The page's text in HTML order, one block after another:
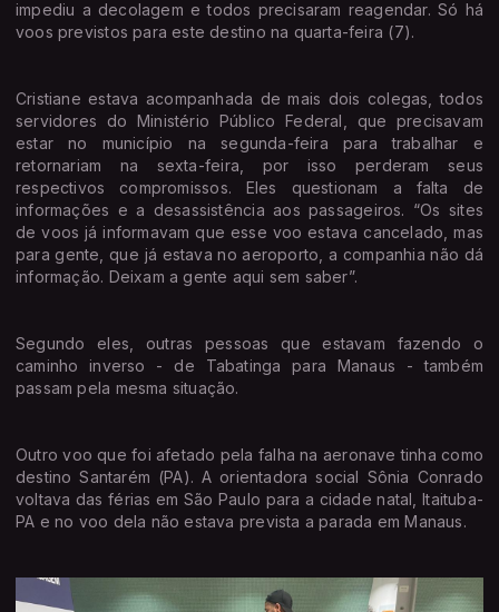
impediu a decolagem e todos precisaram reagendar. Só há
voos previstos para este destino na quarta-feira (7).
Cristiane estava acompanhada de mais dois colegas, todos
servidores do Ministério Público Federal, que precisavam
estar no município na segunda-feira para trabalhar e
retornariam na sexta-feira, por isso perderam seus
respectivos compromissos. Eles questionam a falta de
informações e a desassistência aos passageiros. “Os sites
de voos já informavam que esse voo estava cancelado, mas
para gente, que já estava no aeroporto, a companhia não dá
informação. Deixam a gente aqui sem saber”.
Segundo eles, outras pessoas que estavam fazendo o
caminho inverso - de Tabatinga para Manaus - também
passam pela mesma situação.
Outro voo que foi afetado pela falha na aeronave tinha como
destino Santarém (PA). A orientadora social Sônia Conrado
voltava das férias em São Paulo para a cidade natal, Itaituba-
PA e no voo dela não estava prevista a parada em Manaus.